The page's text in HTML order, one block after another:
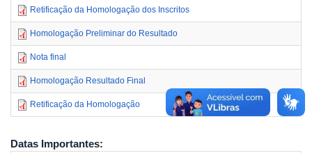
Retificação da Homologação dos Inscritos
Homologação Preliminar do Resultado
Nota final
Homologação Resultado Final
Retificação da Homologação
Datas Importantes: